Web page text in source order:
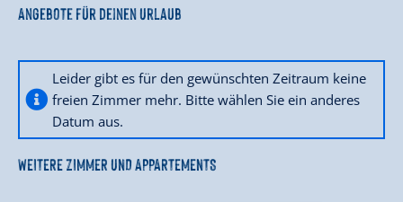
Angebote für deinen Urlaub
Leider gibt es für den gewünschten Zeitraum keine
freien Zimmer mehr. Bitte wählen Sie ein anderes
Datum aus.
WEITERE ZIMMER UND APPARTEMENTS